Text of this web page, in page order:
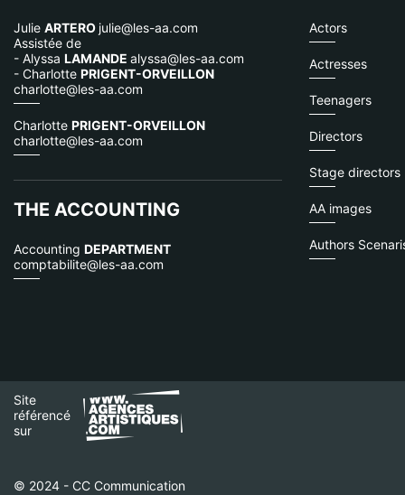
Julie ARTERO julie@les-aa.com
Assistée de
- Alyssa LAMANDE alyssa@les-aa.com
- Charlotte PRIGENT-ORVEILLON
charlotte@les-aa.com
Charlotte PRIGENT-ORVEILLON
charlotte@les-aa.com
THE ACCOUNTING
Accounting DEPARTMENT
comptabilite@les-aa.com
Actors
Actresses
Teenagers
Directors
Stage directors
AA images
Authors
Site
référencé
sur
© 2024 - CC Communication